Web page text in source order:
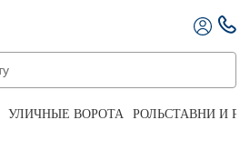
УЛИЧНЫЕ ВОРОТА РОЛЬСТАВНИ И